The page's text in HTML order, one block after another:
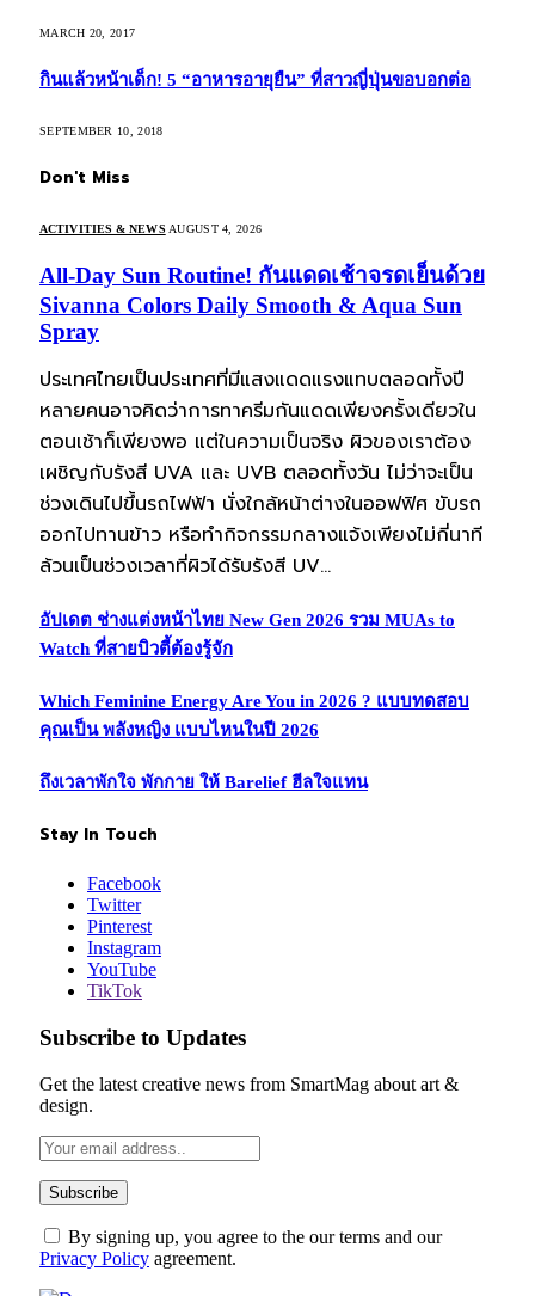
MARCH 20, 2017
กินแล้วหน้าเด็ก! 5 “อาหารอายุยืน” ที่สาวญี่ปุ่นขอบอกต่อ
SEPTEMBER 10, 2018
Don't Miss
ACTIVITIES & NEWS AUGUST 4, 2026
All-Day Sun Routine! กันแดดเช้าจรดเย็นด้วย
Sivanna Colors Daily Smooth & Aqua Sun
Spray
ประเทศไทยเป็นประเทศที่มีแสงแดดแรงแทบตลอดทั้งปี
หลายคนอาจคิดว่าการทาครีมกันแดดเพียงครั้งเดียวใน
ตอนเช้าก็เพียงพอ แต่ในความเป็นจริง ผิวของเราต้อง
เผชิญกับรังสี UVA และ UVB ตลอดทั้งวัน ไม่ว่าจะเป็น
ช่วงเดินไปขึ้นรถไฟฟ้า นั่งใกล้หน้าต่างในออฟฟิศ ขับรถ
ออกไปทานข้าว หรือทำกิจกรรมกลางแจ้งเพียงไม่กี่นาที
ล้วนเป็นช่วงเวลาที่ผิวได้รับรังสี UV…
อัปเดต ช่างแต่งหน้าไทย New Gen 2026 รวม MUAs to
Watch ที่สายบิวตี้ต้องรู้จัก
Which Feminine Energy Are You in 2026 ? แบบทดสอบ
คุณเป็น พลังหญิง แบบไหนในปี 2026
ถึงเวลาพักใจ พักกาย ให้ Barelief ฮีลใจแทน
Stay In Touch
Facebook
Twitter
Pinterest
Instagram
YouTube
TikTok
Subscribe to Updates
Get the latest creative news from SmartMag about art &
design.
By signing up, you agree to the our terms and our
Privacy Policy agreement.